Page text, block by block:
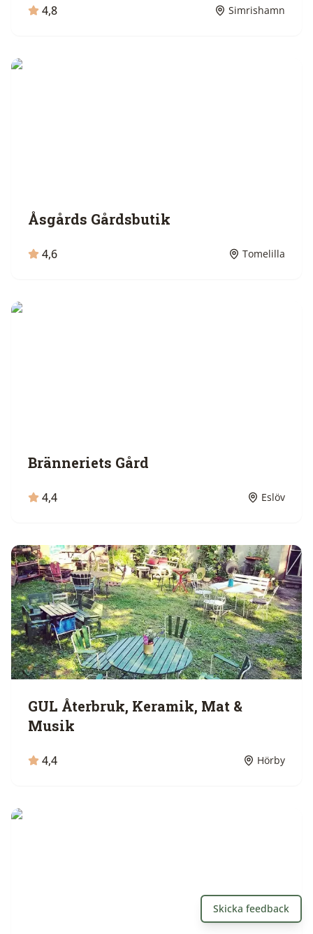
4,8 Simrishamn
Åsgårds Gårdsbutik
4,6 Tomelilla
Bränneriets Gård
4,4 Eslöv
GUL Återbruk, Keramik, Mat &
Musik
4,4 Hörby
Skicka feedback